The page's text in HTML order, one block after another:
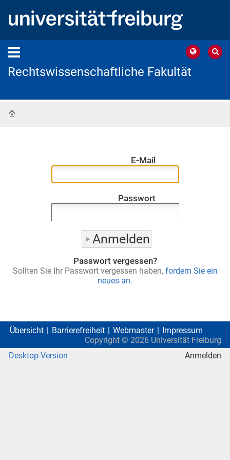
Rechtswissenschaftliche Fakultät
E-Mail
Passwort
Passwort vergessen?
Sollten Sie Ihr Passwort vergessen haben, fordern Sie ein
neues an.
Übersicht Barrierefreiheit Webmaster
Impressum
Copyright © 2026 Universität Freiburg
Desktop-Version
Anmelden